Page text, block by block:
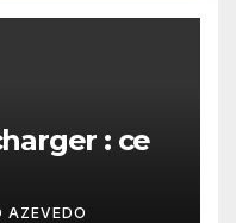
: ce
AZEVEDO